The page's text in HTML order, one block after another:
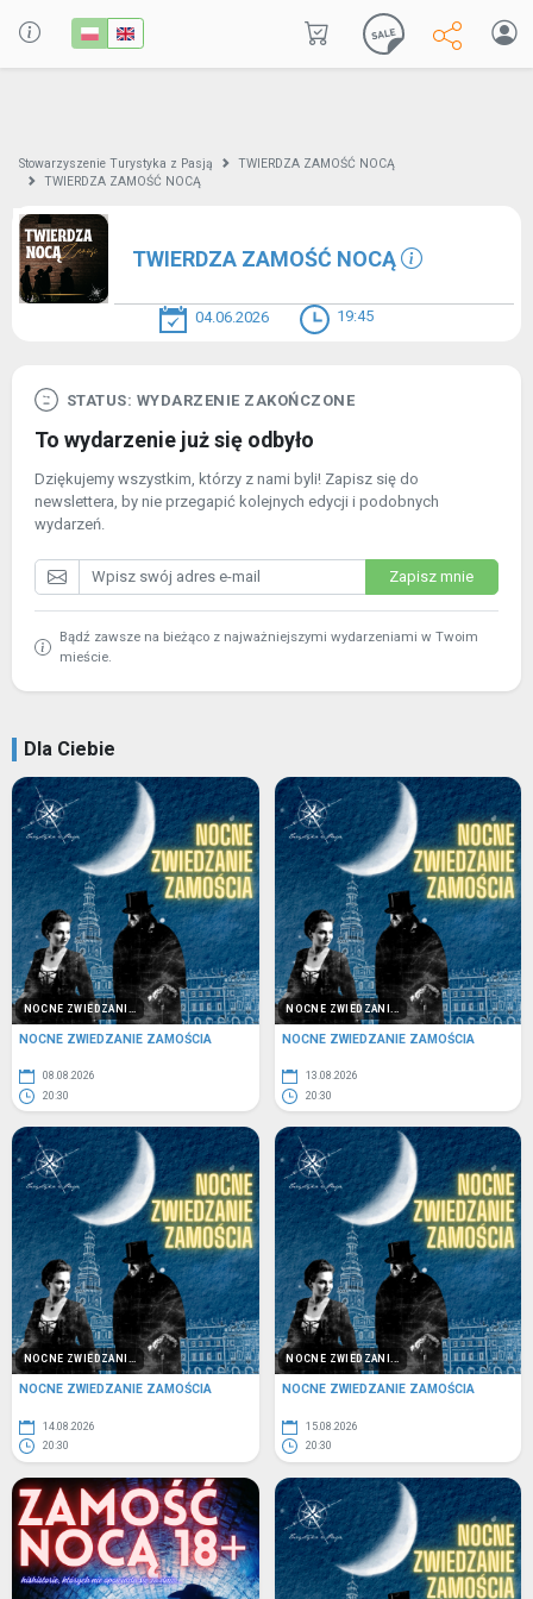
Stowarzyszenie Turystyka z Pasją
TWIERDZA ZAMOŚĆ NOCĄ
TWIERDZA ZAMOŚĆ NOCĄ
TWIERDZA ZAMOŚĆ NOCĄ
04.06.2026 19:45
STATUS: WYDARZENIE ZAKOŃCZONE
To wydarzenie już się odbyło
Dziękujemy wszystkim, którzy z nami byli! Zapisz się do
newslettera, by nie przegapić kolejnych edycji i podobnych
wydarzeń.
Zapisz mnie
Bądź zawsze na bieżąco z najważniejszymi wydarzeniami w Twoim
mieście.
Dla Ciebie
NOCNE ZWIEDZANI...
NOCNE ZWIEDZANIE ZAMOŚCIA
08.08.2026
20:30
NOCNE ZWIEDZANI...
NOCNE ZWIEDZANIE ZAMOŚCIA
13.08.2026
20:30
NOCNE ZWIEDZANI...
NOCNE ZWIEDZANIE ZAMOŚCIA
14.08.2026
20:30
NOCNE ZWIEDZANI...
NOCNE ZWIEDZANIE ZAMOŚCIA
15.08.2026
20:30